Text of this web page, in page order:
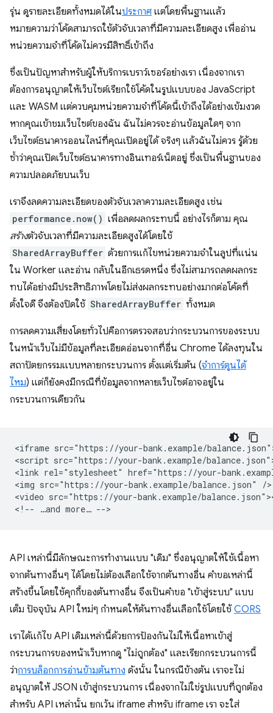
รุ่น ดูรายละเอียดทั้งหมดได้ในประกาศ แต่โดยพื้นฐานแล้ว
หมายความว่าโค้ดสามารถใช้ตัวจับเวลาที่มีความละเอียดสูง เพื่ออ่าน
หน่วยความจำที่โค้ดไม่ควรมีสิทธิ์เข้าถึง
ซึ่งเป็นปัญหาสำหรับผู้ให้บริการเบราว์เซอร์อย่างเรา เนื่องจากเรา
ต้องการอนุญาตให้เว็บไซต์เรียกใช้โค้ดในรูปแบบของ JavaScript
และ WASM แต่ควบคุมหน่วยความจำที่โค้ดนี้เข้าถึงได้อย่างเข้มงวด
หากคุณเข้าชมเว็บไซต์ของฉัน ฉันไม่ควรจะอ่านข้อมูลใดๆ จาก
เว็บไซต์ธนาคารออนไลน์ที่คุณเปิดอยู่ได้ จริงๆ แล้วฉันไม่ควร รู้ด้วย
ซ้ำว่าคุณเปิดเว็บไซต์ธนาคารทางอินเทอร์เน็ตอยู่ ซึ่งเป็นพื้นฐานของ
ความปลอดภัยบนเว็บ
เราจึงลดความละเอียดของตัวจับเวลาความละเอียดสูง เช่น
performance.now() เพื่อลดผลกระทบนี้ อย่างไรก็ตาม คุณ
สร้างตัวจับเวลาที่มีความละเอียดสูงได้โดยใช้
SharedArrayBuffer ด้วยการแก้ไขหน่วยความจำในลูปที่แน่น
ใน Worker และอ่าน กลับในอีกเธรดหนึ่ง ซึ่งไม่สามารถลดผลกระ
ทบได้อย่างมีประสิทธิภาพโดยไม่ส่งผลกระทบอย่างมากต่อโค้ดที่
ตั้งใจดี จึงต้องปิดใช้ SharedArrayBuffer ทั้งหมด
การลดความเสี่ยงโดยทั่วไปคือการตรวจสอบว่ากระบวนการของระบบ
ในหน้าเว็บไม่มีข้อมูลที่ละเอียดอ่อนจากที่อื่น Chrome ได้ลงทุนใน
สถาปัตยกรรมแบบหลายกระบวนการ ตั้งแต่เริ่มต้น (จำการ์ตูนได้
ไหม) แต่ก็ยังคงมีกรณีที่ข้อมูลจากหลายเว็บไซต์อาจอยู่ใน
กระบวนการเดียวกัน
<iframe src="https://your-bank.example/
<script src="https://your-bank.example/
<link rel="stylesheet" href="https://your-
<img src="https://your-bank.example/balance.json" />
<video src="https://your-bank.example/
API เหล่านี้มีลักษณะการทำงานแบบ "เดิม" ซึ่งอนุญาตให้ใช้เนื้อหา
จากต้นทางอื่นๆ ได้โดยไม่ต้องเลือกใช้จากต้นทางอื่น คำขอเหล่านี้
สร้างขึ้นโดยใช้คุกกี้ของต้นทางอื่น จึงเป็นคำขอ "เข้าสู่ระบบ" แบบ
เต็ม ปัจจุบัน API ใหม่ๆ กำหนดให้ต้นทางอื่นเลือกใช้โดยใช้ CORS
เราได้แก้ไข API เดิมเหล่านี้ด้วยการป้องกันไม่ให้เนื้อหาเข้าสู่
กระบวนการของหน้าเว็บหากดู "ไม่ถูกต้อง" และเรียกกระบวนการนี้
ว่าการบล็อกการอ่านข้ามต้นทาง ดังนั้น ในกรณีข้างต้น เราจะไม่
อนุญาตให้ JSON เข้าสู่กระบวนการ เนื่องจากไม่ใช่รูปแบบที่ถูกต้อง
สำหรับ API เหล่านั้น ยกเว้น iframe สำหรับ iframe เรา จะใส่